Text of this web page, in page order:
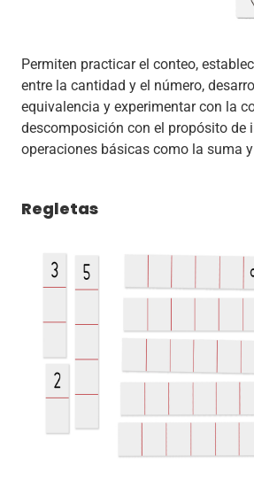
Permiten practicar el conteo,
entre la cantidad y el número,
equivalencia y experimentar con la
descomposición con el propósito de
operaciones básicas como la suma
Regletas